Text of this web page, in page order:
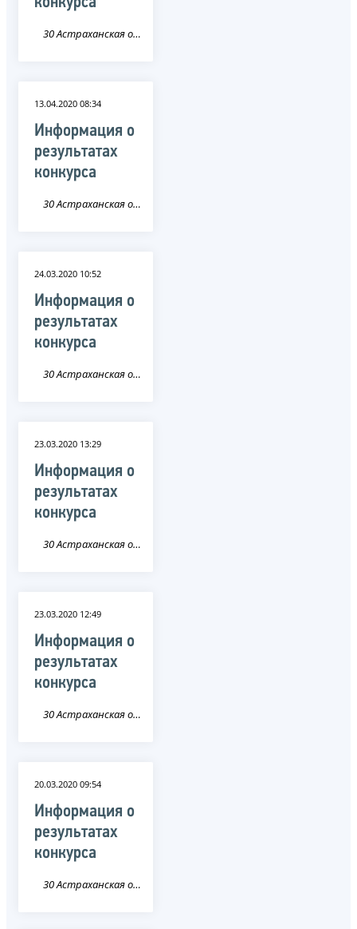
30 Астраханская область
13.04.2020 08:34
Информация о
результатах
конкурса
30 Астраханская область
24.03.2020 10:52
Информация о
результатах
конкурса
30 Астраханская область
23.03.2020 13:29
Информация о
результатах
конкурса
30 Астраханская область
23.03.2020 12:49
Информация о
результатах
конкурса
30 Астраханская область
20.03.2020 09:54
Информация о
результатах
конкурса
30 Астраханская область